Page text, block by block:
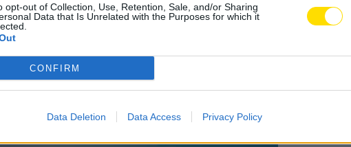
opt-out of Collection, Use, Retention, Sale, and/or Sharing
Data that Is Unrelated with the Purposes for which it
CONFIRM
Data Deletion Data Access Privacy Policy